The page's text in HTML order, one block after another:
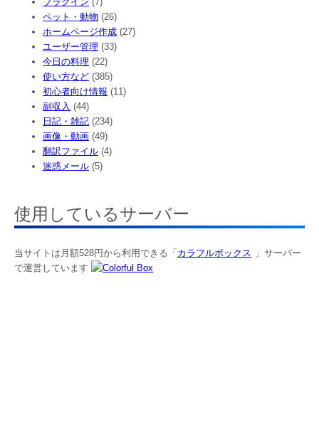
ペット・動物 (26)
ホームページ作成 (27)
ユーザー管理 (33)
今日の料理 (22)
使い方など (385)
初心者向け情報 (11)
副収入 (44)
日記・雑記 (234)
画像・動画 (49)
翻訳ファイル (4)
迷惑メール (5)
使用しているサーバー
当サイトは月額528円から利用できる「カラフルボックス
」サーバー
で運営しています